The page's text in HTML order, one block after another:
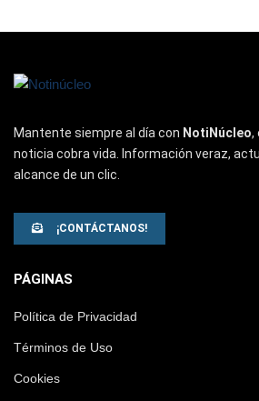
Mantente siempre al día con NotiNúcleo,
noticia cobra vida. Información veraz,
alcance de un clic.
¡CONTÁCTANOS!
PÁGINAS
Política de Privacidad
Términos de Uso
Cookies